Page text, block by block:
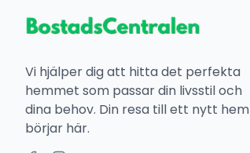
Vi hjälper dig att hitta det perfekta
hemmet som passar din livsstil och
dina behov. Din resa till ett nytt hem
börjar här.